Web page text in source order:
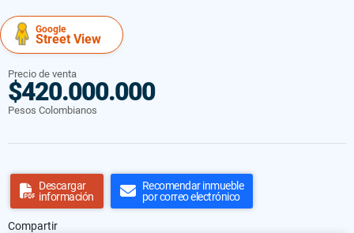
Google
Street View
Precio de venta
$420.000.000
Pesos Colombianos
Descargar
información
Recomendar inmueble
por correo electrónico
Compartir